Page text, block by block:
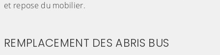
et repose du mobilier.
REMPLACEMENT DES ABRIS BUS